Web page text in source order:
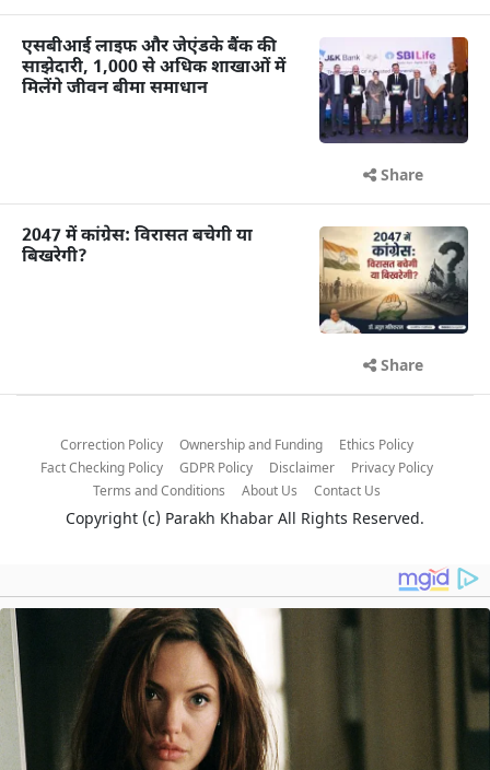
एसबीआई लाइफ और जेएंडके बैंक की
साझेदारी, 1,000 से अधिक शाखाओं में
मिलेंगे जीवन बीमा समाधान
Share
2047 में कांग्रेस: विरासत बचेगी या
बिखरेगी?
Share
Correction Policy Ownership and Funding
Ethics Policy
Fact Checking Policy
GDPR Policy Disclaimer
Privacy Policy
Terms and Conditions
About Us Contact Us
Copyright (c) Parakh Khabar All Rights Reserved.